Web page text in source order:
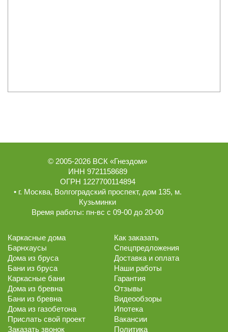
© 2005-2026 ВСК «Гнездом»
ИНН 9721158689
ОГРН 1227700114894
• г. Москва, Волгоградский проспект, дом 135, м.
Кузьминки
Время работы: пн-вс с 09-00 до 20-00
Каркасные дома
Барнхаусы
Дома из бруса
Бани из бруса
Каркасные бани
Дома из бревна
Бани из бревна
Дома из газобетона
Прислать свой проект
Заказать звонок
Как заказать
Спецпредложения
Доставка и оплата
Наши работы
Гарантия
Отзывы
Видеообзоры
Ипотека
Вакансии
Политика